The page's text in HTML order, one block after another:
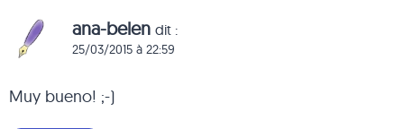
ana-belen dit :
25/03/2015 à 22:59
Muy bueno! ;-)